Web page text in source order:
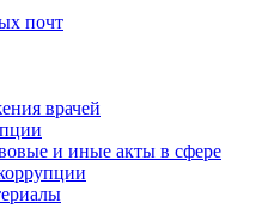
почт
врачей
и иные акты в сфере